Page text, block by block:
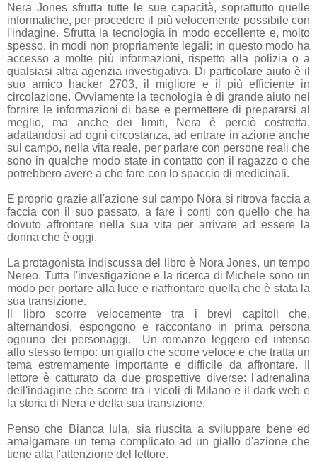
Nera Jones sfrutta tutte le sue capacità, soprattutto quelle
informatiche, per procedere il più velocemente possibile con
l'indagine. Sfrutta la tecnologia in modo eccellente e, molto
spesso, in modi non propriamente legali: in questo modo ha
accesso a molte più informazioni, rispetto alla polizia o a
qualsiasi altra agenzia investigativa. Di particolare aiuto è il
suo amico hacker 2703, il migliore e il più efficiente in
circolazione. Ovviamente la tecnologia è di grande aiuto nel
fornire le informazioni di base e permettere di prepararsi al
meglio, ma anche dei limiti, Nera è perciò costretta,
adattandosi ad ogni circostanza, ad entrare in azione anche
sul campo, nella vita reale, per parlare con persone reali che
sono in qualche modo state in contatto con il ragazzo o che
potrebbero avere a che fare con lo spaccio di medicinali.
E proprio grazie all'azione sul campo Nora si ritrova faccia a
faccia con il suo passato, a fare i conti con quello che ha
dovuto affrontare nella sua vita per arrivare ad essere la
donna che è oggi.
La protagonista indiscussa del libro è Nora Jones, un tempo
Nereo. Tutta l'investigazione e la ricerca di Michele sono un
modo per portare alla luce e riaffrontare quella che è stata la
sua transizione.
Il libro scorre velocemente tra i brevi capitoli che,
alternandosi, espongono e raccontano in prima persona
ognuno dei personaggi. Un romanzo leggero ed intenso
allo stesso tempo: un giallo che scorre veloce e che tratta un
tema estremamente importante e difficile da affrontare. Il
lettore è catturato da due prospettive diverse: l'adrenalina
dell'indagine che scorre tra i vicoli di Milano e il dark web e
la storia di Nera e della sua transizione.
Penso che Bianca Iula, sia riuscita a sviluppare bene ed
amalgamare un tema complicato ad un giallo d'azione che
tiene alta l'attenzione del lettore.